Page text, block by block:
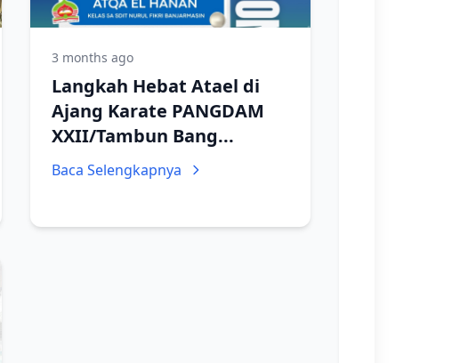
3 months ago
Langkah Hebat Atael di
Ajang Karate PANGDAM
XXII/Tambun Bang...
Baca Selengkapnya